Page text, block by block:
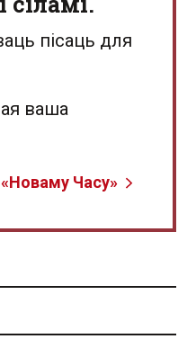
пісаць для
ваша
Часу»